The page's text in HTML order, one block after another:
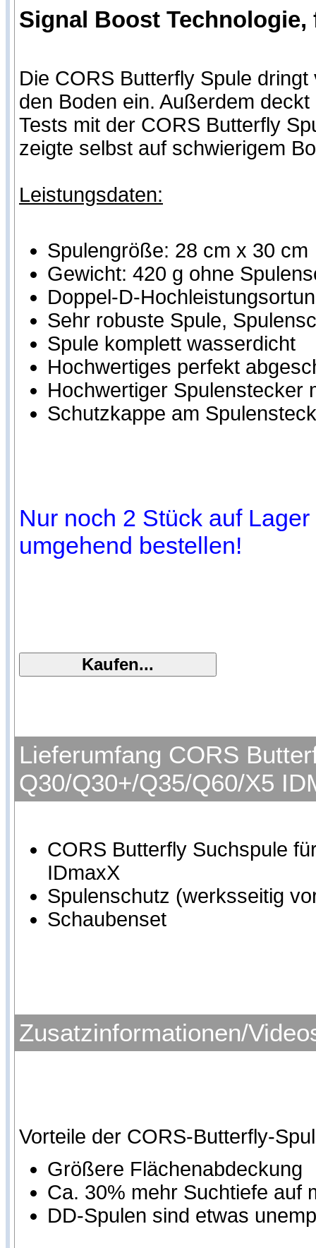
Signal Boost
Die CORS Butterfly Spule
den Boden ein. Außerdem
Tests mit der CORS Butterfly
zeigte selbst auf schwierigem
Leistungsdaten:
Spulengröße: 28 cm x 30 cm
Gewicht: 420 g ohne
Doppel-D-
Sehr robuste Spule,
Spule komplett wasserdicht
Hochwertiges perfekt
Hochwertiger Spulenstecker
Schutzkappe am
Nur noch 2 Stück auf
umgehend bestellen!
Lieferumfang CORS
Q30/Q30+/Q35/Q60/X5
CORS Butterfly Suchspule
IDmaxX
Spulenschutz (werksseitig
Schaubenset
Zusatzinformationen/
Vorteile der CORS-Butterfly-
Größere Flächenabdeckung
Ca. 30% mehr Suchtiefe auf
DD-Spulen sind etwas